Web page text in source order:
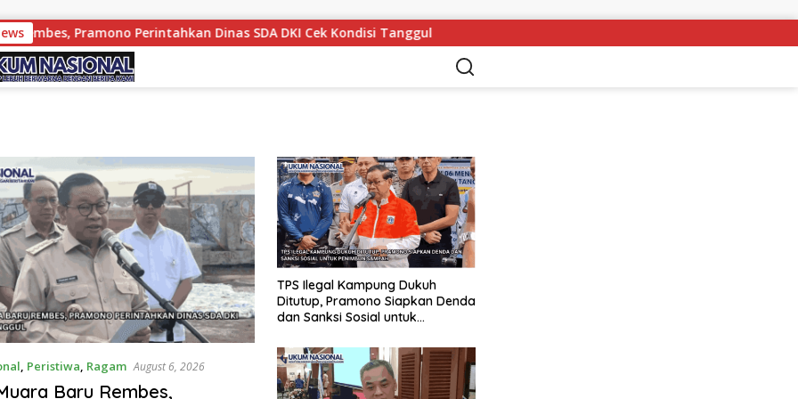
Pramono Perintahkan Dinas SDA DKI Cek Kondisi Tanggul TPS Ilegal Kampung Dukuh Ditutup, Pramono Siapkan
, Peristiwa, Ragam August 6, 2026
Baru Rembes,
TPS Ilegal Kampung Dukuh
Ditutup, Pramono Siapkan Denda
dan Sanksi Sosial untuk